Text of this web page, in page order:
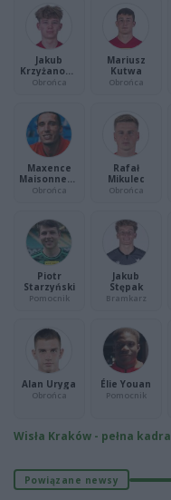
Jakub
Krzyżanows
ki
Obrońca
Mariusz
Kutwa
Obrońca
Maxence
Maisonneuv
e
Obrońca
Rafał
Mikulec
Obrońca
Piotr
Starzyński
Pomocnik
Jakub
Stępak
Bramkarz
Alan Uryga
Obrońca
Élie Youan
Pomocnik
Wisła Kraków - pełna kadra
Powiązane newsy